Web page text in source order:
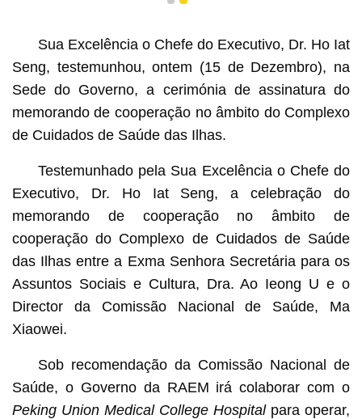
1 2
Sua Excelência o Chefe do Executivo, Dr. Ho Iat
Seng, testemunhou, ontem (15 de Dezembro), na
Sede do Governo, a cerimónia de assinatura do
memorando de cooperação no âmbito do Complexo
de Cuidados de Saúde das Ilhas.
Testemunhado pela Sua Excelência o Chefe do
Executivo, Dr. Ho Iat Seng, a celebração do
memorando de cooperação no âmbito de
cooperação do Complexo de Cuidados de Saúde
das Ilhas entre a Exma Senhora Secretária para os
Assuntos Sociais e Cultura, Dra. Ao Ieong U e o
Director da Comissão Nacional de Saúde, Ma
Xiaowei.
Sob recomendação da Comissão Nacional de
Saúde, o Governo da RAEM irá colaborar com o
Peking Union Medical College Hospitalpara operar,